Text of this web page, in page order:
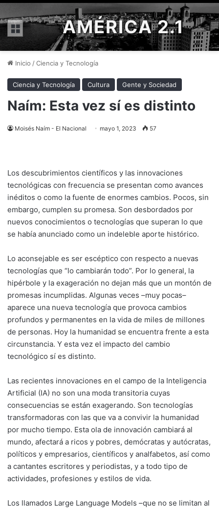
Menú AMÉRICA 2.1
Inicio /Ciencia y Tecnología
Ciencia y Tecnología Cultura Gente y Sociedad
Naím: Esta vez sí es distinto
Moisés Naím - El Nacional mayo 1, 2023 57
Los descubrimientos científicos y las innovaciones
tecnológicas con frecuencia se presentan como avances
inéditos o como la fuente de enormes cambios. Pocos, sin
embargo, cumplen su promesa. Son desbordados por
nuevos conocimientos o tecnologías que superan lo que
se había anunciado como un indeleble aporte histórico.
Lo aconsejable es ser escéptico con respecto a nuevas
tecnologías que “lo cambiarán todo”. Por lo general, la
hipérbole y la exageración no dejan más que un montón de
promesas incumplidas. Algunas veces –muy pocas–
aparece una nueva tecnología que provoca cambios
profundos y permanentes en la vida de miles de millones
de personas. Hoy la humanidad se encuentra frente a esta
circunstancia. Y esta vez el impacto del cambio
tecnológico sí es distinto.
Las recientes innovaciones en el campo de la Inteligencia
Artificial (IA) no son una moda transitoria cuyas
consecuencias se están exagerando. Son tecnologías
transformadoras con las que va a convivir la humanidad
por mucho tiempo. Esta ola de innovación cambiará al
mundo, afectará a ricos y pobres, demócratas y autócratas,
políticos y empresarios, científicos y analfabetos, así como
a cantantes escritores y periodistas, y a todo tipo de
actividades, profesiones y estilos de vida.
Los llamados Large Language Models –que no se limitan al